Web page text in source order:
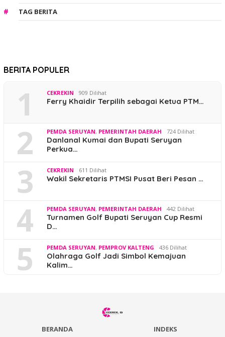
TAG BERITA
BERITA POPULER
1 CEKREKIN 909 Dilihat
Ferry Khaidir Terpilih sebagai Ketua PTM…
2 PEMDA SERUYAN, PEMERINTAH DAERAH 724 Dilihat
Danlanal Kumai dan Bupati Seruyan
Perkua…
3 CEKREKIN 611 Dilihat
Wakil Sekretaris PTMSI Pusat Beri Pesan …
4 PEMDA SERUYAN, PEMERINTAH DAERAH 442 Dilihat
Turnamen Golf Bupati Seruyan Cup Resmi
D…
5 PEMDA SERUYAN, PEMPROV KALTENG 436 Dilihat
Olahraga Golf Jadi Simbol Kemajuan
Kalim…
BERANDA INDEKS